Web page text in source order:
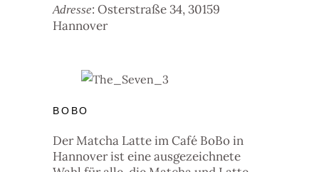
Adresse: Osterstraße 34, 30159
Hannover
BOBO
Der Matcha Latte im Café BoBo in
Hannover ist eine ausgezeichnete